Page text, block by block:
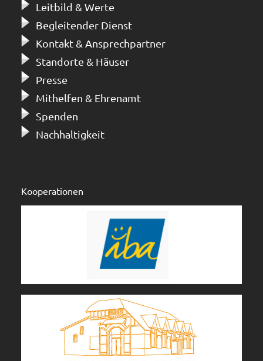
Leitbild & Werte
Begleitender Dienst
Kontakt & Ansprechpartner
Standorte & Häuser
Presse
Mithelfen & Ehrenamt
Spenden
Nachhaltigkeit
Kooperationen